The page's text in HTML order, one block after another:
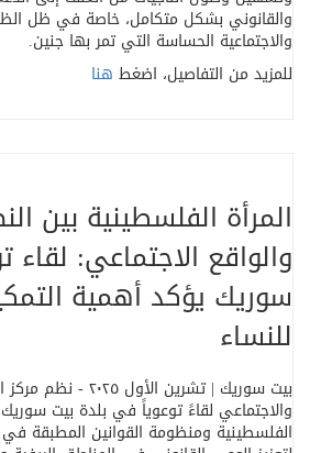
والقانوني بشكل متكامل، خاصة في ظل
والاجتماعية الحساسة التي تمر بها جنين.
للمزيد من التفاصيل، اضغط هنا
المرأة الفلسطينية بين
والواقع الاجتماعي:
سوريك يؤكد أهمية
للنساء
بيت سوريك | تشرين
والاجتماعي لقاءً توعوياً في بلدة بيت سوريك
الفلسطينية ومنظومة القوانين